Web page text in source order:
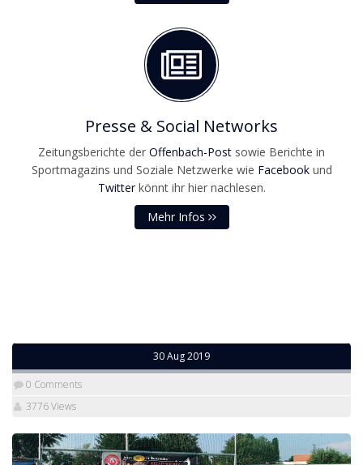
Presse & Social Networks
Zeitungsberichte der Offenbach-Post sowie Berichte in
Sportmagazins und Soziale Netzwerke wie Facebookund
Twitterkönnt ihr hier nachlesen.
Mehr Infos
30 Aug 2019
0 Comments
3776 Views